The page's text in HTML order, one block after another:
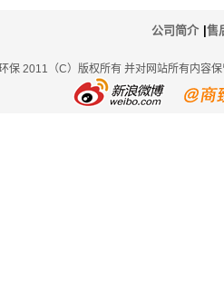
公司简介 售
保 2011（C）版权所有 并对网站所有内容